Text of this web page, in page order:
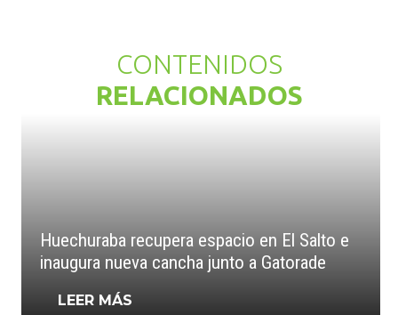
CONTENIDOS
RELACIONADOS
Huechuraba recupera espacio en El Salto e
inaugura nueva cancha junto a Gatorade
LEER MÁS